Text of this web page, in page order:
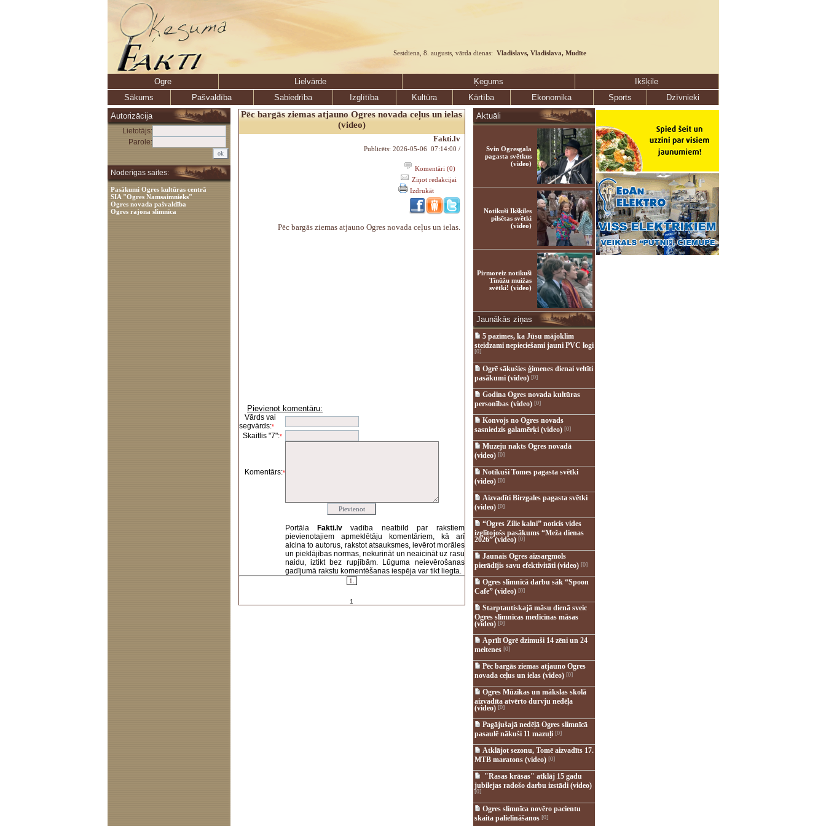
Sestdiena, 8. augusts, vārda dienas: Vladislavs, Vladislava, Mudīte
Ogre Lielvārde Ķegums
Ikšķile
Sākums
Pašvaldība Sabiedrība Izglītība Kultūra Kārtība Ekonomika Sports
Dzīvnieki
Autorizācija
Lietotājs:
Parole:
Noderīgas saites:
Pasākumi Ogres kultūras centrā
SIA "Ogres Namsaimnieks"
Ogres novada pašvaldība
Ogres rajona slimnīca
Pēc bargās ziemas atjauno Ogres novada ceļus un ielas
(video)
Fakti.lv
Publicēts: 2026-05-06 07:14:00 /
Komentāri (0)
Ziņot redakcijai
Izdrukāt
Pēc bargās ziemas atjauno Ogres novada ceļus un ielas.
Pievienot komentāru:
Vārds vai
segvārds:*
Skaitlis "7":*
Komentārs:*
Portāla Fakti.lvvadība neatbild par rakstiem
pievienotajiem apmeklētāju komentāriem, kā arī
aicina to autorus, rakstot atsauksmes, ievērot morāles
un pieklājības normas, nekurināt un neaicināt uz rasu
naidu, iztikt bez rupjībām. Lūguma neievērošanas
gadījumā rakstu komentēšanas iespēja var tikt liegta.
1.
1
Aktuāli
Svin Ogresgala
pagasta svētkus
(video)
Notikuši Ikšķiles
pilsētas svētki
(video)
Pirmoreiz notikuši
Tīnūžu muižas
svētki! (video)
Jaunākās ziņas
5 pazīmes, ka Jūsu mājoklim
steidzami nepieciešami jauni PVC logi
[0]
Ogrē sākušies ģimenes dienai veltīti
pasākumi (video)[0]
Godina Ogres novada kultūras
personības (video)[0]
Konvojs no Ogres novads
sasniedzis galamērķi (video)[0]
Muzeju nakts Ogres novadā
(video)[0]
Notikuši Tomes pagasta svētki
(video)[0]
Aizvadīti Birzgales pagasta svētki
(video)[0]
“Ogres Zilie kalni” noticis vides
izglītojošs pasākums “Meža dienas
2026” (video)[0]
Jaunais Ogres aizsargmols
pierādījis savu efektivitāti (video)[0]
Ogres slimnīcā darbu sāk “Spoon
Cafe” (video)[0]
Starptautiskajā māsu dienā sveic
Ogres slimnīcas medicīnas māsas
(video)[0]
Aprīlī Ogrē dzimuši 14 zēni un 24
meitenes [0]
Pēc bargās ziemas atjauno Ogres
novada ceļus un ielas (video)[0]
Ogres Mūzikas un mākslas skolā
aizvadīta atvērto durvju nedēļa
(video)[0]
Pagājušajā nedēļā Ogres slimnīcā
pasaulē nākuši 11 mazuļi[0]
Atklājot sezonu, Tomē aizvadīts 17.
MTB maratons (video)[0]
"Rasas krāsas" atklāj 15 gadu
jubilejas radošo darbu izstādi (video)
[0]
Ogres slimnīca novēro pacientu
skaita palielināšanos [0]